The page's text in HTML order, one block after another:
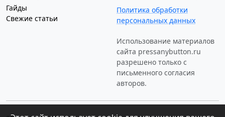
Гайды
Свежие статьи
Политика обработки
персональных данных
Использование материалов
сайта pressanybutton.ru
разрешено только c
письменного согласия
авторов.